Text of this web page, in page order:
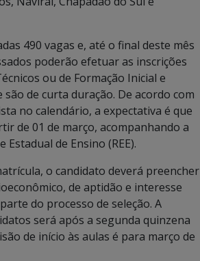
490 vagas e, até o final deste mês
poderão efetuar as inscrições
ou de Formação Inicial e
são de curta duração. De acordo com
no calendário, a expectativa é que
de 01 de março, acompanhando a
Estadual de Ensino (REE).
o candidato deverá preencher
de aptidão e interesse
do processo de seleção. A
será após a segunda quinzena
de início às aulas é para março de